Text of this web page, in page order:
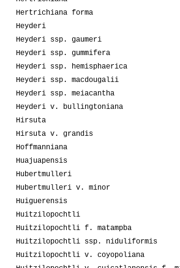
Hertrichiana forma
Heyderi
Heyderi ssp. gaumeri
Heyderi ssp. gummifera
Heyderi ssp. hemisphaerica
Heyderi ssp. macdougalii
Heyderi ssp. meiacantha
Heyderi v. bullingtoniana
Hirsuta
Hirsuta v. grandis
Hoffmanniana
Huajuapensis
Hubertmulleri
Hubertmulleri v. minor
Huiguerensis
Huitzilopochtli
Huitzilopochtli f. matampba
Huitzilopochtli ssp. niduliformis
Huitzilopochtli v. coyopoliana